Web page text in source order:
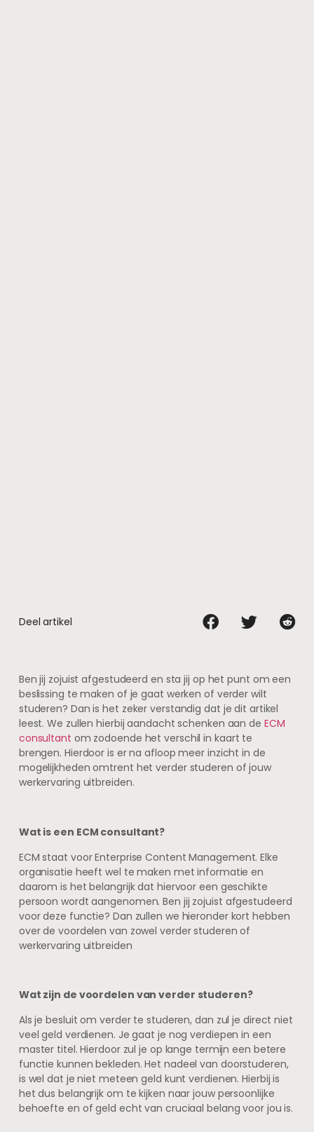
Deel artikel
Ben jij zojuist afgestudeerd en sta jij op het punt om een
beslissing te maken of je gaat werken of verder wilt
studeren? Dan is het zeker verstandig dat je dit artikel
leest. We zullen hierbij aandacht schenken aan de ECM
consultant om zodoende het verschil in kaart te
brengen. Hierdoor is er na afloop meer inzicht in de
mogelijkheden omtrent het verder studeren of jouw
werkervaring uitbreiden.
Wat is een ECM consultant?
ECM staat voor Enterprise Content Management. Elke
organisatie heeft wel te maken met informatie en
daarom is het belangrijk dat hiervoor een geschikte
persoon wordt aangenomen. Ben jij zojuist afgestudeerd
voor deze functie? Dan zullen we hieronder kort hebben
over de voordelen van zowel verder studeren of
werkervaring uitbreiden
Wat zijn de voordelen van verder studeren?
Als je besluit om verder te studeren, dan zul je direct niet
veel geld verdienen. Je gaat je nog verdiepen in een
master titel. Hierdoor zul je op lange termijn een betere
functie kunnen bekleden. Het nadeel van doorstuderen,
is wel dat je niet meteen geld kunt verdienen. Hierbij is
het dus belangrijk om te kijken naar jouw persoonlijke
behoefte en of geld echt van cruciaal belang voor jou is.